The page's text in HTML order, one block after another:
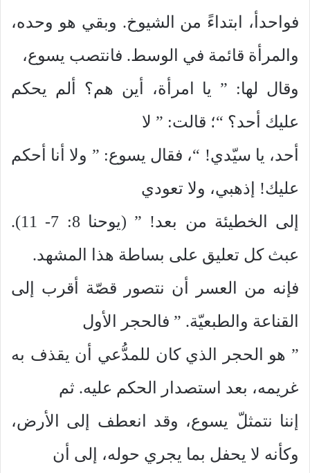
فواحدأ، ابتداءً من الشيوخ. وبقي هو وحده،
والمرأة قائمة في الوسط. فانتصب يسوع،
وقال لها: ” يا امرأة، أين هم؟ ألم يحكم
عليك أحد؟ “؛ قالت: ” لا
أحد، يا سيّدي! “، فقال يسوع: ” ولا أنا أحكم
عليك! إذهبي، ولا تعودي
إلى الخطيئة من بعد! ” (يوحنا 8: 7- 11).
عبث كل تعليق على بساطة هذا المشهد.
فإنه من العسر أن نتصور قصّة أقرب إلى
القناعة والطبعيّة. ” فالحجر الأول
” هو الحجر الذي كان للمدُّعي أن يقذف به
غريمه، بعد استصدار الحكم عليه. ثم
إننا نتمثلّ يسوع، وقد انعطف إلى الأرض،
وكأنه لا يحفل بما يجري حوله، إلى أن